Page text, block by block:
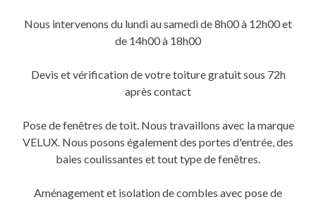
fenêtre)
Nous intervenons du lundi au samedi de 8h00 à 12h00 et
de 14h00 à 18h00
Devis et vérification de votre toiture gratuit sous 72h
après contact
Pose de fenêtres de toit. Nous travaillons avec la marque
VELUX. Nous posons également des portes d'entrée, des
baies coulissantes et tout type de fenêtres.
Aménagement et isolation de combles avec pose de